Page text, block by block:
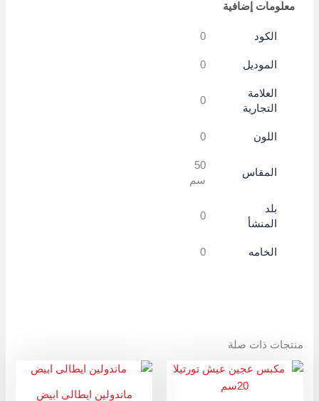
معلومات إضافية
الكود 0
الموديل 0
العلامة
التجارية
0
اللون 0
المقاس
50
سم
بلد
المنشأ
0
الخامه 0
منتجات ذات صلة
ماندولين ايطالى ابيض